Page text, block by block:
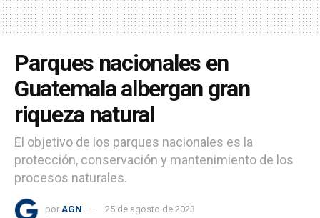
Parques nacionales en
Guatemala albergan gran
riqueza natural
El objetivo de los parques nacionales es la
protección, conservación y mantenimiento de los
procesos naturales.
por AGN 25 de agosto de 2023